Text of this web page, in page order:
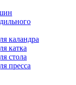
каландра
катка
стола
пресса